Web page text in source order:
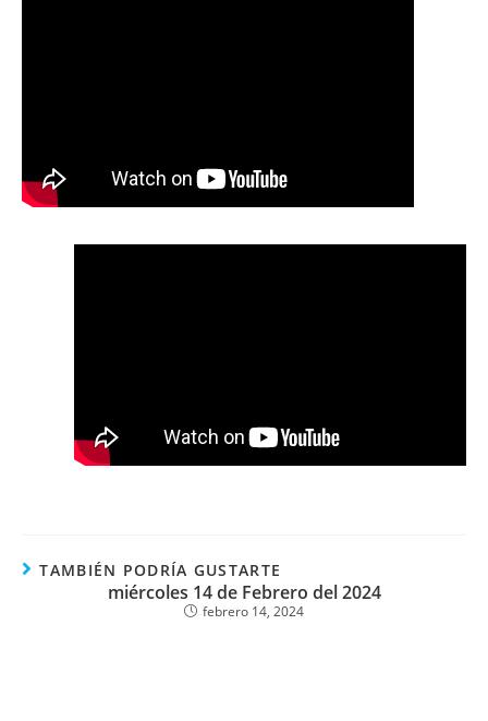
TAMBIÉN PODRÍA GUSTARTE
miércoles 14 de Febrero del 2024
febrero 14, 2024